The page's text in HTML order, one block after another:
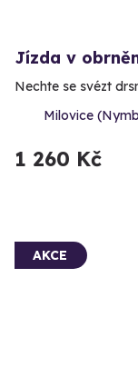
Jízda v
Nechte se svézt
Milovice
1 260 Kč
AKCE